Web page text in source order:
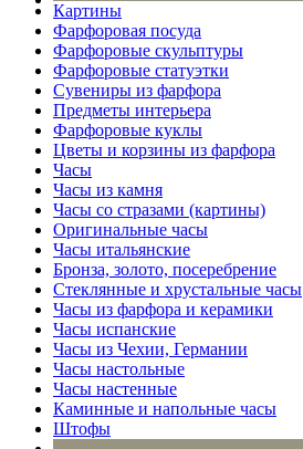
Картины
Фарфоровая посуда
Фарфоровые скульптуры
Фарфоровые статуэтки
Сувениры из фарфора
Предметы интерьера
Фарфоровые куклы
Цветы и корзины из фарфора
Часы
Часы из камня
Часы со стразами (картины)
Оригинальные часы
Часы итальянские
Бронза, золото, посеребрение
Стеклянные и хрустальные часы
Часы из фарфора и керамики
Часы испанские
Часы из Чехии, Германии
Часы настольные
Часы настенные
Каминные и напольные часы
Штофы